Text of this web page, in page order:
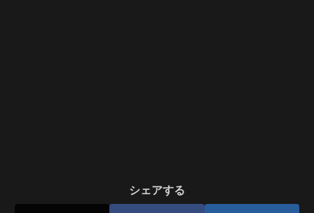
シェアする